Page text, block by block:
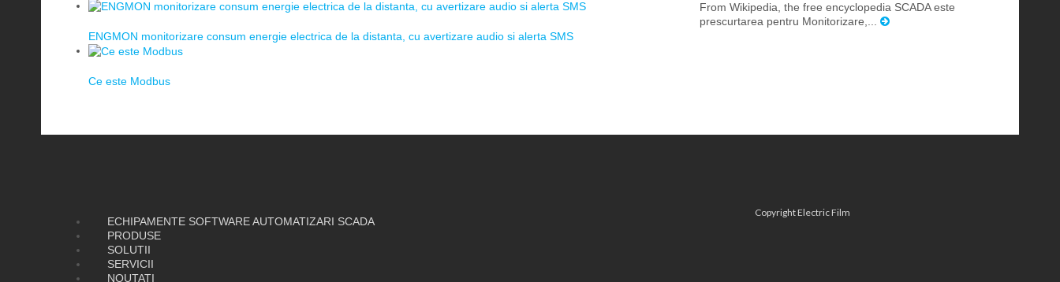
ENGMON monitorizare consum energie electrica de la distanta, cu avertizare audio si alerta SMS
Ce este Modbus
From Wikipedia, the free encyclopedia SCADA este
prescurtarea pentru Monitorizare,...
ECHIPAMENTE SOFTWARE AUTOMATIZARI SCADA
PRODUSE
SOLUTII
SERVICII
NOUTATI
Copyright Electric Film